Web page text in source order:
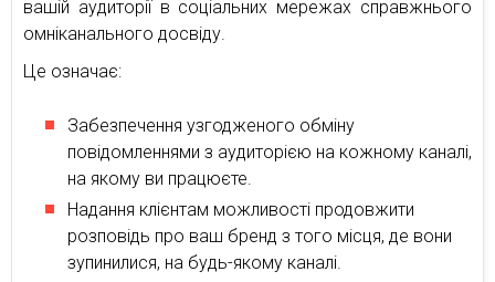
вашій аудиторії в соціальних мережах справжнього
омніканального досвіду.
Це означає:
Забезпечення узгодженого обміну
повідомленнями з аудиторією на кожному каналі,
на якому ви працюєте.
Надання клієнтам можливості продовжити
розповідь про ваш бренд з того місця, де вони
зупинилися, на будь-якому каналі.